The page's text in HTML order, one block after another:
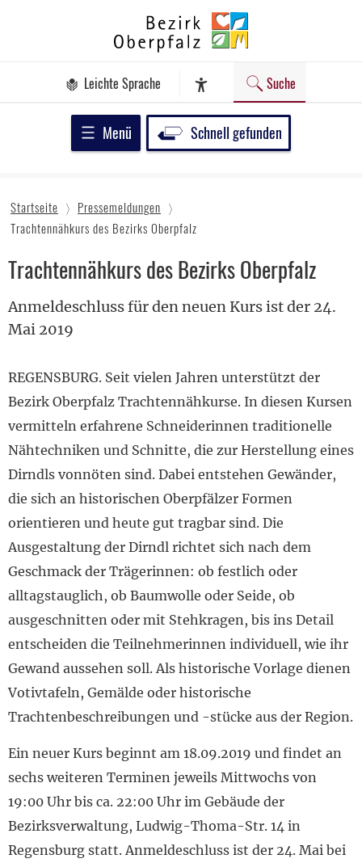
Bezirk
Oberpfalz
Leichte Sprache
Assistenz-Software
Suche
Menü Schnell gefunden
Startseite
Pressemeldungen
Trachtennähkurs des Bezirks Oberpfalz
Trachtennähkurs des Bezirks Oberpfalz
Anmeldeschluss für den neuen Kurs ist der 24.
Mai 2019
REGENSBURG. Seit vielen Jahren unterstützt der
Bezirk Oberpfalz Trachtennähkurse. In diesen Kursen
vermitteln erfahrene Schneiderinnen traditionelle
Nähtechniken und Schnitte, die zur Herstellung eines
Dirndls vonnöten sind. Dabei entstehen Gewänder,
die sich an historischen Oberpfälzer Formen
orientieren und heute gut tragbar sind. Die
Ausgestaltung der Dirndl richtet sich nach dem
Geschmack der Trägerinnen: ob festlich oder
alltagstauglich, ob Baumwolle oder Seide, ob
ausgeschnitten oder mit Stehkragen, bis ins Detail
entscheiden die Teilnehmerinnen individuell, wie ihr
Gewand aussehen soll. Als historische Vorlage dienen
Votivtafeln, Gemälde oder historische
Trachtenbeschreibungen und -stücke aus der Region.
Ein neuer Kurs beginnt am 18.09.2019 und findet an
sechs weiteren Terminen jeweils Mittwochs von
19:00 Uhr bis ca. 22:00 Uhr im Gebäude der
Bezirksverwaltung, Ludwig-Thoma-Str. 14 in
Regensburg statt. Anmeldeschluss ist der 24. Mai bei